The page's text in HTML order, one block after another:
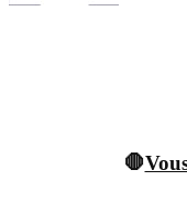
🛑